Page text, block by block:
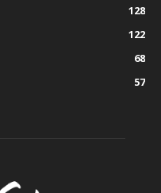
128
122
68
57